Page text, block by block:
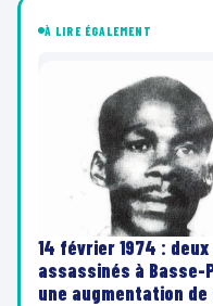
À LIRE ÉGALEMENT
14 février 1974 :
assassinés à Basse-
une augmentation